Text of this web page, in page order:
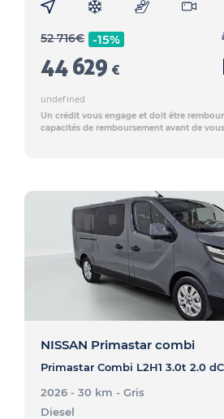
52 716€ -15%
44 629 €
undefined
Un crédit vous engage et doit être
capacités de remboursement avant de
NISSAN Primastar combi
2026 - 30 km - Gris
Diesel